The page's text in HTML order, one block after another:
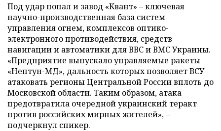
Под удар попал и завод «Квант» – ключевая
научно-производственная база систем
управления огнем, комплексов оптико-
электронного противодействия, средств
навигации и автоматики для ВВС и ВМС Украины.
«Предприятие выпускало управляемые ракеты
«Нептун-МД», дальность которых позволяет ВСУ
атаковать регионы Центральной России вплоть до
Московской области. Таким образом, атака
предотвратила очередной украинский теракт
против российских мирных жителей», –
подчеркнул спикер.